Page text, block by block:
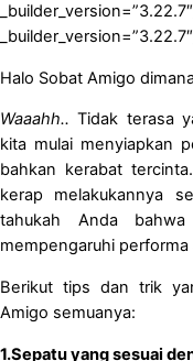
Halo Sobat Amigo
Waaahh..Tidak terasa
kita mulai menyiapkan
bahkan kerabat
kerap melakukannya
tahukah Anda
mempengaruhi
Berikut tips dan trik
Amigo semuanya:
1.Sepatu yang sesuai